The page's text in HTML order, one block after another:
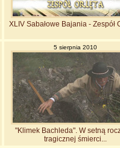
XLIV Sabałowe Bajania - Zespół
5 sierpnia 2010
"Klimek Bachleda". W setną
tragicznej śmierci...